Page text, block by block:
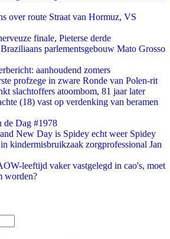
over route Straat van Hormuz, VS
finale, Pieterse derde
parlementsgebouw Mato Grosso
aanhoudend zomers
profzege in zware Ronde van Polen-rit
slachtoffers atoombom, 81 jaar later
(18) vast op verdenking van beramen
de Dag #1978
New Day is Spidey echt weer Spidey
kindermisbruikzaak zorgprofessional Jan
leeftijd vaker vastgelegd in cao's, moet
worden?